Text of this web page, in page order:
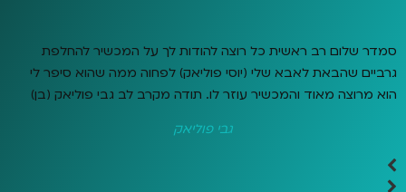
סמדר שלום רב ראשית כל רוצה להודות לך על המכשיר להחלפת
גרביים שהבאת לאבא שלי (יוסי פוליאק) לפחוה ממה שהוא סיפר לי
הוא מרוצה מאוד והמכשיר עוזר לו. תודה מקרב לב גבי פוליאק (בן)
גבי פוליאק